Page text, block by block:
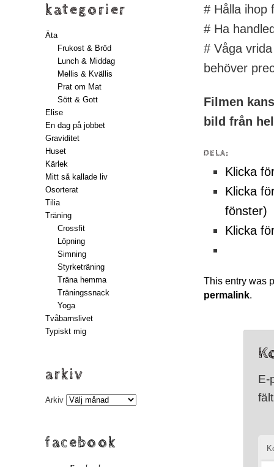
# Hålla ihop
# Ha
# Våga
behöver
Filmen
bild från
DELA:
Klicka
Klicka
fönster)
Klicka
This entry was
permalink.
E-
kategorier
Äta
Frukost & Bröd
Lunch & Middag
Mellis & Kvällis
Prat om Mat
Sött & Gott
Elise
En dag på jobbet
Graviditet
Huset
Kärlek
Mitt så kallade liv
Osorterat
Tilia
Träning
Crossfit
Löpning
Simning
Styrketräning
Träna hemma
Träningssnack
Yoga
Tvåbarnslivet
Typiskt mig
arkiv
Arkiv
facebook